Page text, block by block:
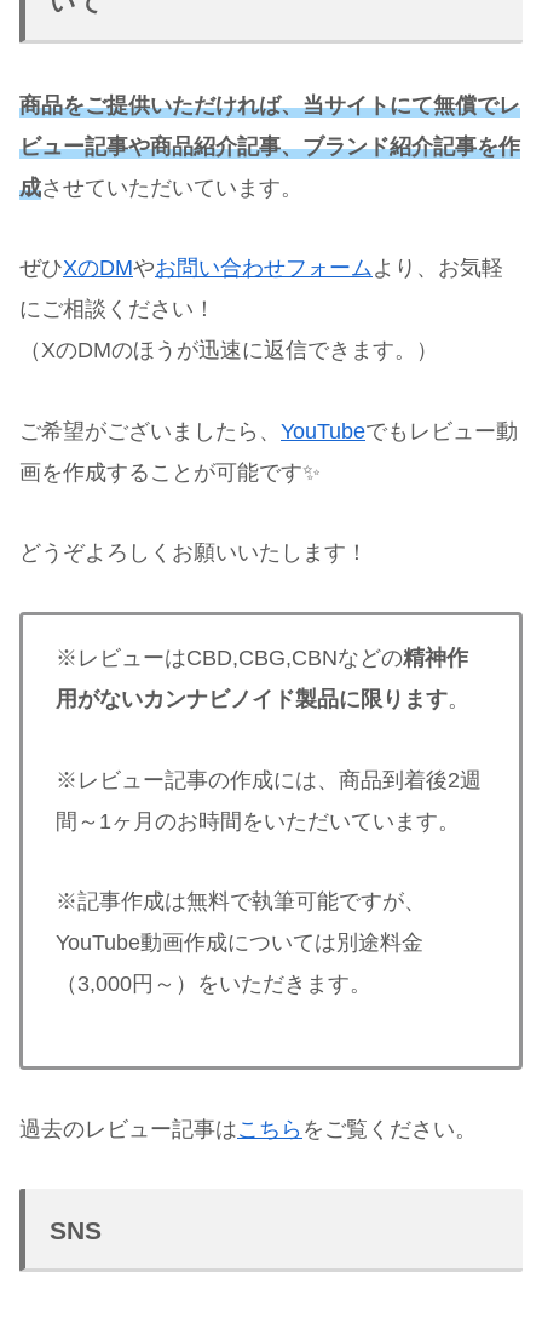
商品をご提供いただければ、当サイトにて無償でレ
ビュー記事や商品紹介記事、ブランド紹介記事を作
成させていただいています。
ぜひXのDMやお問い合わせフォームより、お気軽
にご相談ください！
（XのDMのほうが迅速に返信できます。）
ご希望がございましたら、 YouTubeでもレビュー動
画を作成することが可能です✨
どうぞよろしくお願いいたします！
※レビューはCBD,CBG,CBNなどの精神作
用がないカンナビノイド製品に限ります。
※レビュー記事の作成には、商品到着後2週
間～1ヶ月のお時間をいただいています。
※記事作成は無料で執筆可能ですが、
YouTube動画作成については別途料金
（3,000円～）をいただきます。
過去のレビュー記事はこちら をご覧ください。
SNS